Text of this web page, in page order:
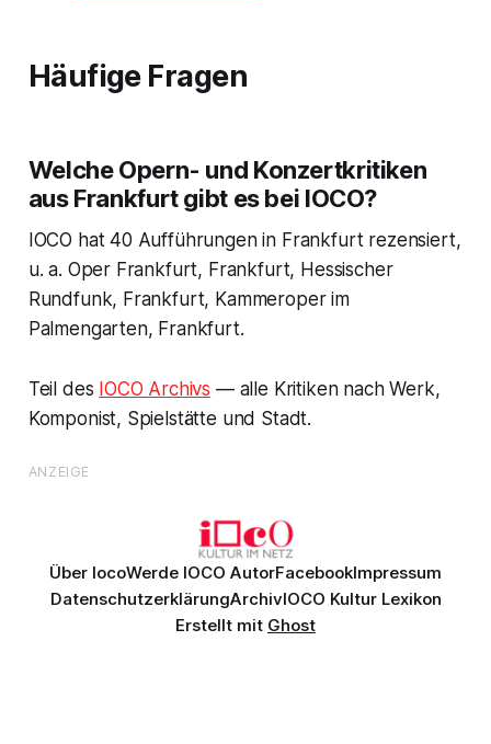
Häufige Fragen
Welche Opern- und Konzertkritiken
aus Frankfurt gibt es bei IOCO?
IOCO hat 40 Aufführungen in Frankfurt rezensiert,
u. a. Oper Frankfurt, Frankfurt, Hessischer
Rundfunk, Frankfurt, Kammeroper im
Palmengarten, Frankfurt.
Teil des IOCO Archivs — alle Kritiken nach Werk,
Komponist, Spielstätte und Stadt.
ANZEIGE
Über IocoWerde IOCO AutorFacebookImpressum
DatenschutzerklärungArchivIOCO Kultur Lexikon
Erstellt mit Ghost